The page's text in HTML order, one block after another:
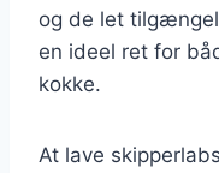
og de let
en ideel ret for
kokke.
At lave